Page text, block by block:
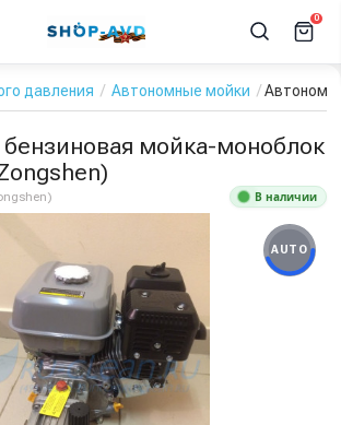
0
давления Автономные мойки
мойка-моноблок
В наличии
AUTO